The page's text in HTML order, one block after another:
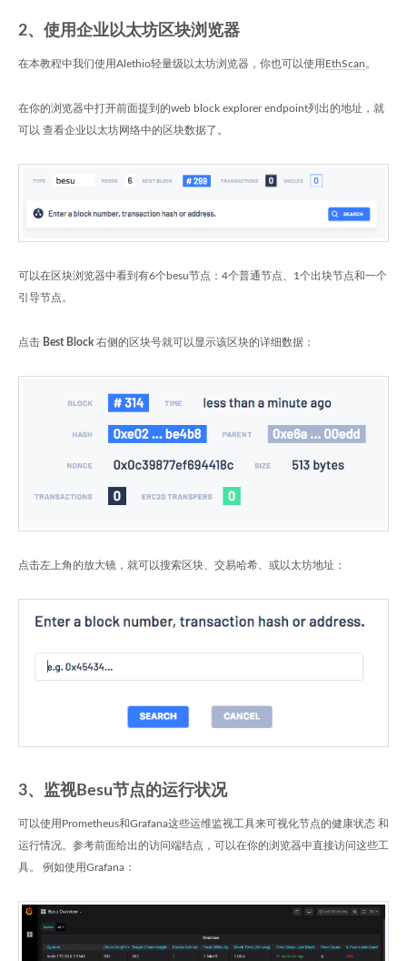
2、使用企业以太坊区块浏览器
在本教程中我们使用Alethio轻量级以太坊浏览器，你也可以使用 EthScan 。
在你的浏览器中打开前面提到的web block explorer endpoint列出的地址，就
可以 查看企业以太坊网络中的区块数据了。
可以在区块浏览器中看到有6个besu节点：4个普通节点、1个出块节点和一个
引导节点。
点击 Best Block 右侧的区块号就可以显示该区块的详细数据：
点击左上角的放大镜，就可以搜索区块、交易哈希、或以太坊地址：
3、监视Besu节点的运行状况
可以使用Prometheus和Grafana这些运维监视工具来可视化节点的健康状态 和
运行情况。参考前面给出的访问端结点，可以在你的浏览器中直接访问这些工
具。 例如使用Grafana：